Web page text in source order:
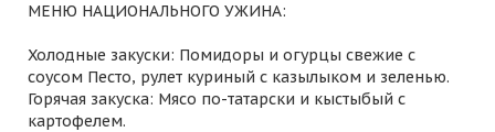
МЕНЮ НАЦИОНАЛЬНОГО УЖИНА:
Холодные закуски: Помидоры и огурцы свежие с
соусом Песто, рулет куриный с казылыком и зеленью.
Горячая закуска: Мясо по-татарски и кыстыбый с
картофелем.